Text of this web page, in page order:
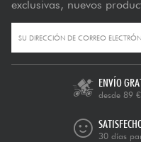
exclusivas, nuevos
ENVÍO
desde 89 €
30 días